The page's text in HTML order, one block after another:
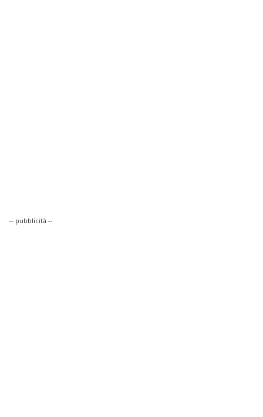
-- pubblicità --